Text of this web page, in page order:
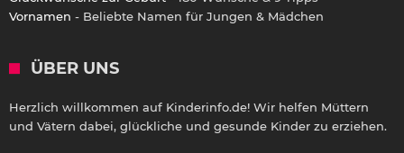
Vornamen - Beliebte Namen für Jungen & Mädchen
ÜBER UNS
Herzlich willkommen auf Kinderinfo.de! Wir helfen Müttern
und Vätern dabei, glückliche und gesunde Kinder zu erziehen.